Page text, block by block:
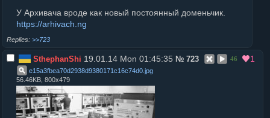
У Архивача вроде как новый постоянный доменьчик.
https://arhivach.ng
>>723
SthephanShi 19.01.14 Mon 01:45:35 № 723 46 1
e15a3fbea70d2938d9380171c16c74d0 jpg
56.46KB, 800x479